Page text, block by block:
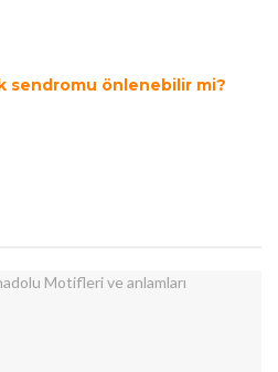
sendromu önlenebilir mi?